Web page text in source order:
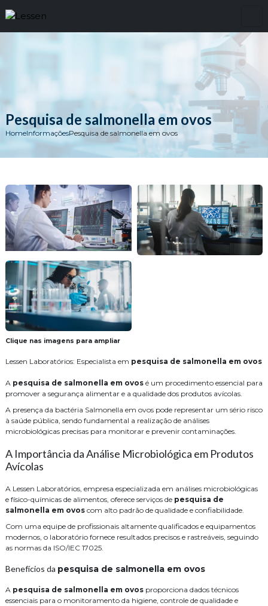
Pesquisa de salmonella em ovos
HomeInformaçõesPesquisa de salmonella em ovos
Clique nas imagens para ampliar
Lessen Laboratórios: Especialista em pesquisa de salmonella em ovos
A pesquisa de salmonella em ovos é um procedimento essencial para
promover a segurança alimentar e a qualidade dos produtos avícolas.
A presença da bactéria Salmonella em ovos pode representar um sério risco
à saúde pública, sendo fundamental a realização de análises
microbiológicas precisas para monitorar e prevenir contaminações.
A Importância da Análise Microbiológica em Produtos
Avícolas
A Lessen Laboratórios, empresa especializada em análises microbiológicas
e físico-químicas de alimentos, oferece serviços de pesquisa de
salmonella em ovos com alto padrão de qualidade e confiabilidade.
Com uma equipe de profissionais altamente qualificados e equipamentos
modernos, o laboratório fornece resultados precisos e rastreáveis, seguindo
as normas da ISO/IEC 17025.
Benefícios da pesquisa de salmonella em ovos
A pesquisa de salmonella em ovos proporciona dados técnicos
essenciais para o monitoramento da higiene, controle de qualidade e